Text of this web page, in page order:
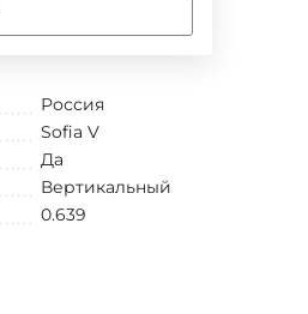
Россия
Sofia V
Да
Вертикальный
0.639